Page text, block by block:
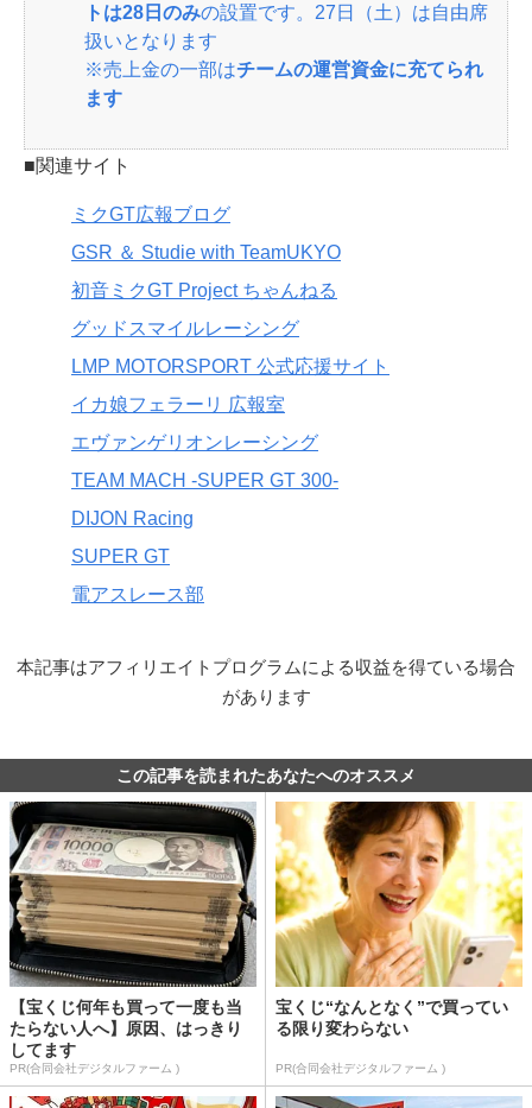
トは28日のみの設置です。27日（土）は自由席
扱いとなります
※売上金の一部はチームの運営資金に充てられ
ます
■関連サイト
ミクGT広報ブログ
GSR ＆ Studie with TeamUKYO
初音ミクGT Project ちゃんねる
グッドスマイルレーシング
LMP MOTORSPORT 公式応援サイト
イカ娘フェラーリ 広報室
エヴァンゲリオンレーシング
TEAM MACH -SUPER GT 300-
DIJON Racing
SUPER GT
電アスレース部
本記事はアフィリエイトプログラムによる収益を得ている場合
があります
この記事を読まれたあなたへのオススメ
【宝くじ何年も買って一度も当
たらない人へ】原因、はっきり
してます
PR(合同会社デジタルファーム )
宝くじ“なんとなく”で買ってい
る限り変わらない
PR(合同会社デジタルファーム )